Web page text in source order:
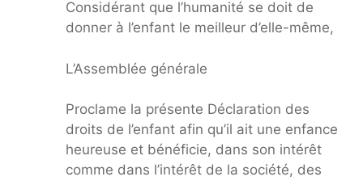
Considérant que l’humanité se doit de
donner à l’enfant le meilleur d’elle-même,
L’Assemblée générale
Proclame la présente Déclaration des
droits de l’enfant afin qu’il ait une enfance
heureuse et bénéficie, dans son intérêt
comme dans l’intérêt de la société, des